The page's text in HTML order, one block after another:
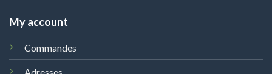
My account
Commandes